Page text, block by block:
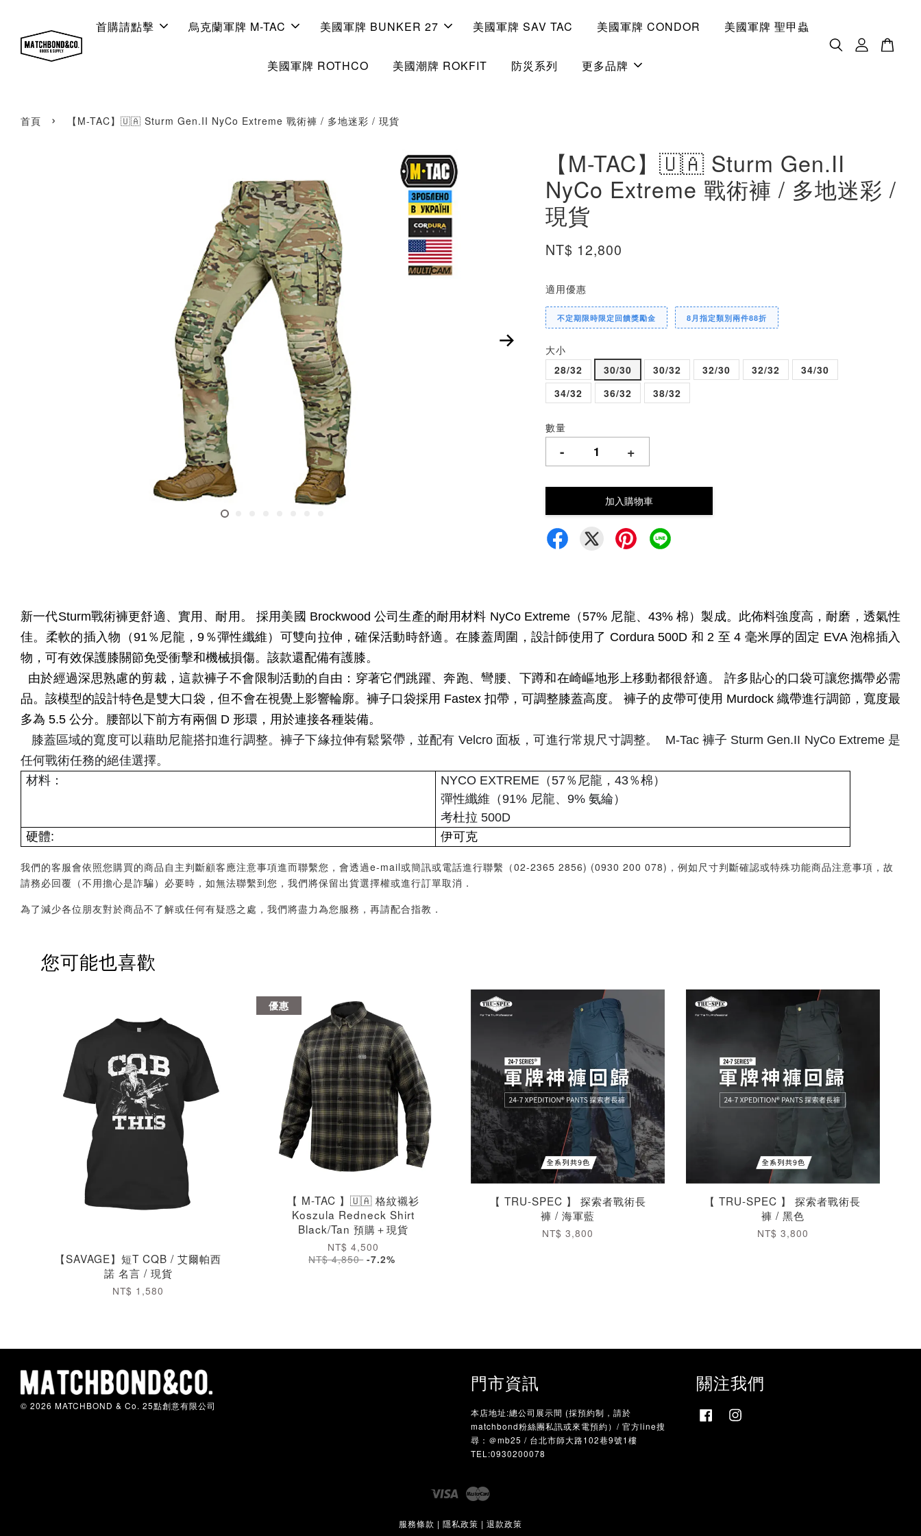
首購請點擊 烏克蘭軍牌 M-TAC 美國軍牌 BUNKER 27 美國軍牌 SAV TAC 美國軍牌 CONDOR 美國軍牌 聖甲蟲
美國軍牌 ROTHCO 美國潮牌 ROKFIT 防災系列 更多品牌
首頁 › 【M-TAC】🇺🇦 Sturm Gen.II NyCo Extreme 戰術褲 / 多地迷彩 / 現貨
【M-TAC】🇺🇦 Sturm Gen.II
NyCo Extreme 戰術褲 / 多地迷彩 /
現貨
NT$ 12,800
適用優惠
不定期限時限定回饋獎勵金 8月指定類別兩件88折
大小
28/32
30/30 30/32 32/30 32/32
34/30
34/32
36/32 38/32
數量
- +
加入購物車
新一代Sturm戰術褲更舒適、實用、耐用。採用美國 Brockwood 公司生產的耐用材料 NyCo Extreme（57% 尼龍、43% 棉）製成。此佈料強度高，耐磨，透氣性
佳。柔軟的插入物（91％尼龍，9％彈性纖維）可雙向拉伸，確保活動時舒適。在膝蓋周圍，設計師使用了 Cordura 500D 和 2 至 4 毫米厚的固定 EVA 泡棉插入
物，可有效保護膝關節免受衝擊和機械損傷。該款還配備有護膝。
由於經過深思熟慮的剪裁，這款褲子不會限制活動的自由：穿著它們跳躍、奔跑、彎腰、下蹲和在崎嶇地形上移動都很舒適。許多貼心的口袋可讓您攜帶必需
品。該模型的設計特色是雙大口袋，但不會在視覺上影響輪廓。褲子口袋採用 Fastex 扣帶，可調整膝蓋高度。褲子的皮帶可使用 Murdock 織帶進行調節，寬度最
多為 5.5 公分。腰部以下前方有兩個 D 形環，用於連接各種裝備。
膝蓋區域的寬度可以藉助尼龍搭扣進行調整。褲子下緣拉伸有鬆緊帶，並配有 Velcro 面板，可進行常規尺寸調整。 M-Tac 褲子 Sturm Gen.II NyCo Extreme 是
任何戰術任務的絕佳選擇。
材料：
NYCO EXTREME（57％尼龍，43％棉）
彈性纖維（91% 尼龍、9% 氨綸）
考杜拉 500D
硬體:
伊可克
我們的客服會依照您購買的商品自主判斷顧客應注意事項進而聯繫您，會透過e-mail或簡訊或電話進行聯繫（02-2365 2856) (0930 200 078)，例如尺寸判斷確認或特殊功能商品注意事項，故
請務必回覆（不用擔心是詐騙）必要時，如無法聯繫到您，我們將保留出貨選擇權或進行訂單取消．
為了減少各位朋友對於商品不了解或任何有疑惑之處，我們將盡力為您服務，再請配合指教．
您可能也喜歡
【SAVAGE】短T CQB / 艾爾帕西
諾 名言 / 現貨
NT$ 1,580
優惠
【 M-TAC 】🇺🇦 格紋襯衫
Koszula Redneck Shirt
Black/Tan 預購＋現貨
NT$ 4,500
NT$ 4,850 -7.2%
【 TRU-SPEC 】 探索者戰術長
褲 / 海軍藍
NT$ 3,800
【 TRU-SPEC 】 探索者戰術長
褲 / 黑色
NT$ 3,800
© 2026 MATCHBOND & Co. 25點創意有限公司
門市資訊
本店地址:總公司展示間 (採預約制，請於
matchbond粉絲團私訊或來電預約）/ 官方line搜
尋：＠mb25 / 台北市師大路102巷9號1樓
TEL:0930200078
關注我們
Facebook
Visa
服務條款 | 隱私政策 | 退款政策